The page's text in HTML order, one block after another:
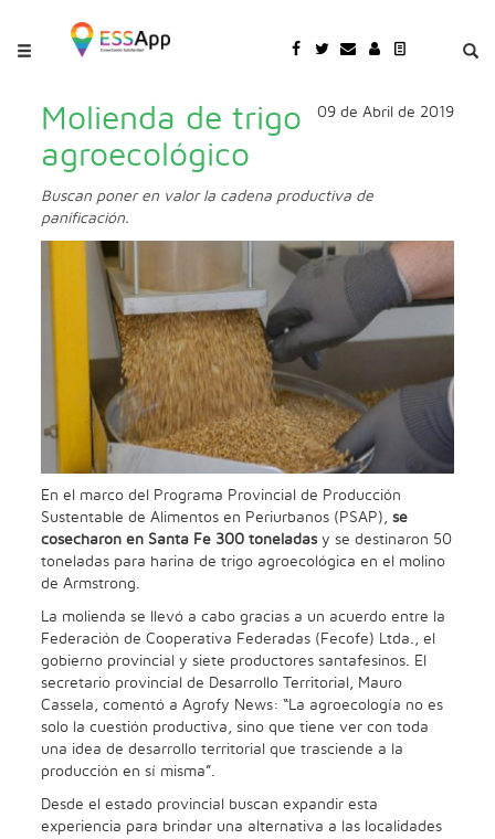
09 de Abril de 2019
Molienda de trigo
agroecológico
Buscan poner en valor la cadena productiva de
panificación.
En el marco del Programa Provincial de Producción
Sustentable de Alimentos en Periurbanos (PSAP),se
cosecharon en Santa Fe 300 toneladasy se destinaron 50
toneladas para harina de trigo agroecológica en el molino
de Armstrong.
La molienda se llevó a cabo gracias a un acuerdo entre la
Federación de Cooperativa Federadas (Fecofe) Ltda., el
gobierno provincial y siete productores santafesinos. El
secretario provincial de Desarrollo Territorial, Mauro
Cassela, comentó a Agrofy News: “La agroecología no es
solo la cuestión productiva, sino que tiene ver con toda
una idea de desarrollo territorial que trasciende a la
producción en sí misma”.
Desde el estado provincial buscan expandir esta
experiencia para brindar una alternativa a las localidades